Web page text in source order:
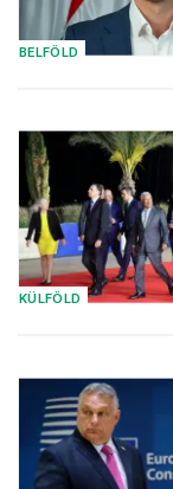
BELFÖLD
KÜLFÖLD